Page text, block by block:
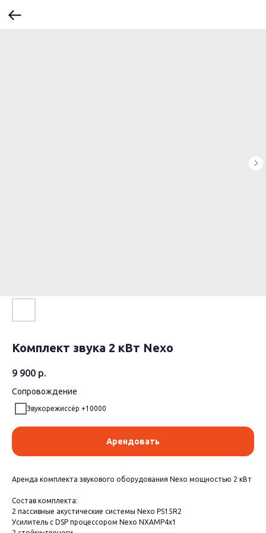
Комплект звука 2 кВт Nexo
9 900 р.
Сопровождение
Звукорежиссёр +10000
Арендовать
Аренда комплекта звукового оборудования Nexo мощностью 2 кВт
Состав комплекта:
2 пассивные акустические системы Nexo PS15R2
Усилитель с DSP процессором Nexo NXAMP4x1